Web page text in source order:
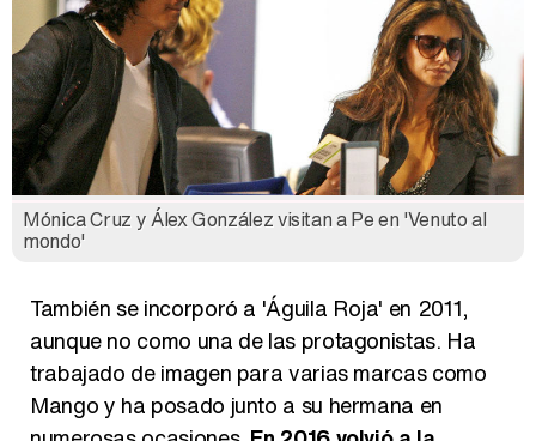
Mónica Cruz y Álex González visitan a Pe en 'Venuto al
mondo'
También se incorporó a 'Águila Roja' en 2011,
aunque no como una de las protagonistas. Ha
trabajado de imagen para varias marcas como
Mango y ha posado junto a su hermana en